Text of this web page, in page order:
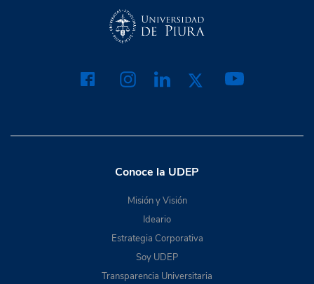
Conoce la UDEP
Misión y Visión
Ideario
Estrategia Corporativa
Soy UDEP
Transparencia Universitaria